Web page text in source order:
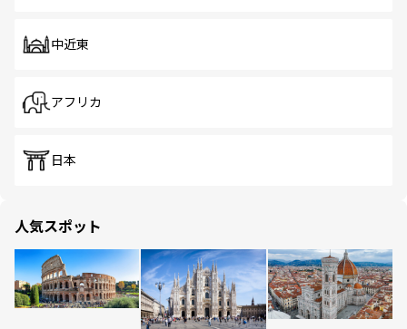
中近東
アフリカ
日本
人気スポット